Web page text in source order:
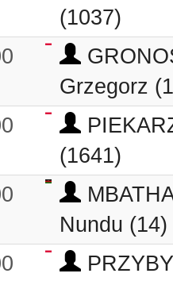
(1037)
Grzegorz
(1641)
Nundu (14)